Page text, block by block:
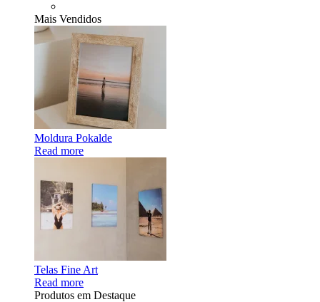
Mais Vendidos
Moldura Pokalde
Read more
Telas Fine Art
Read more
Produtos em Destaque